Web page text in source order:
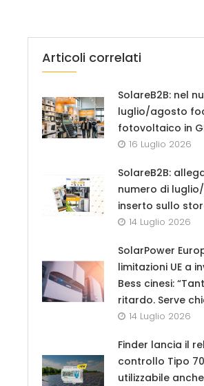
Articoli correlati
SolareB2B: nel
luglio/agosto
fotovoltaico in
16 Luglio 2026
SolareB2B:
numero di
inserto sullo
14 Luglio 2026
SolarPower
limitazioni UE a
Bess cinesi:
ritardo. Serve
14 Luglio 2026
Finder lancia il
controllo Tipo
utilizzabile